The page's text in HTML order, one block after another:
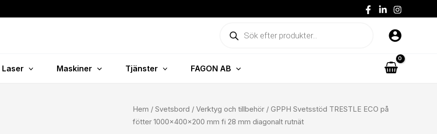
Laser Maskiner Tjänster FAGON AB
Hem / Svetsbord / Verktyg och tillbehör / GPPH Svetsstöd TRESTLE ECO på
fötter 1000x400x200 mm fi 28 mm diagonalt rutnät
GPPH
Svetsstöd
fötter
mm